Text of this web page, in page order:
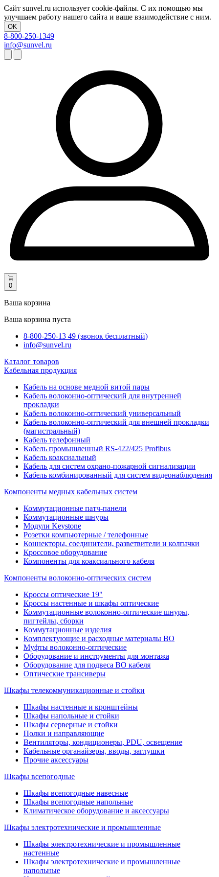
Сайт sunvel.ru использует cookie-файлы. С их помощью мы
улучшаем работу нашего сайта и ваше взаимодействие с ним.
OK
8-800-250-1349
info@sunvel.ru
0
Ваша корзина
Ваша корзина пуста
8-800-250-13 49 (звонок бесплатный)
info@sunvel.ru
Каталог товаров
Кабельная продукция
Кабель на основе медной витой пары
Кабель волоконно-оптический для внутренней
прокладки
Кабель волоконно-оптический универсальный
Кабель волоконно-оптический для внешней прокладки
(магистральный)
Кабель телефонный
Кабель промышленный RS-422/425 Profibus
Кабель коаксиальный
Кабель для систем охрано-пожарной сигнализации
Кабель комбинированный для систем видеонаблюдения
Компоненты медных кабельных систем
Коммутационные патч-панели
Коммутационные шнуры
Модули Keystone
Розетки компьютерные / телефонные
Коннекторы, соединители, разветвители и колпачки
Кроссовое оборудование
Компоненты для коаксиального кабеля
Компоненты волоконно-оптических систем
Кроссы оптические 19"
Кроссы настенные и шкафы оптические
Коммутационные волоконно-оптические шнуры,
пигтейлы, сборки
Коммутационные изделия
Комплектующие и расходные материалы ВО
Муфты волоконно-оптические
Оборудование и инструменты для монтажа
Оборудование для подвеса ВО кабеля
Оптические трансиверы
Шкафы телекоммуникационные и стойки
Шкафы настенные и кронштейны
Шкафы напольные и стойки
Шкафы серверные и стойки
Полки и направляющие
Вентиляторы, кондиционеры, PDU, освещение
Кабельные органайзеры, вводы, заглушки
Прочие аксеcсуары
Шкафы всепогодные
Шкафы всепогодные навесные
Шкафы всепогодные напольные
Климатическое оборудование и аксессуары
Шкафы электротехнические и промышленные
Шкафы электротехнические и промышленные
настенные
Шкафы электротехнические и промышленные
напольные